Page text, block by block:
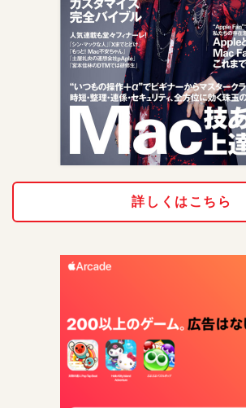
詳しくはこちら